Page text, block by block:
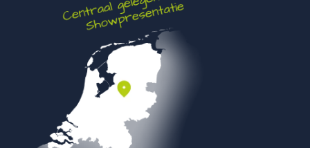
bieden minder weerstand tegen druk. Ze zijn vooral geschikt
voor grind of lichte bestrating. Een opsluitband 7x40x100 is
daarentegen massief beton. Dit materiaal heeft een hoge
drukvastheid en is vorstbestendig. Daardoor blijft de
kantopsluiting ook bij natte winters en zware belasting intact.
Wie kiest voor zekerheid op lange termijn, kiest meestal voor
opsluitbanden. Zeker bij grotere oppervlakken of kostbare
bestrating is dat een verstandige investering. De meerprijs